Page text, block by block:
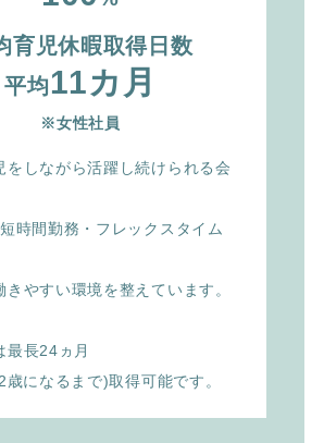
育児休暇取得日数
平均11カ月
※女性社員
をしながら活躍し続けられる会
短時間勤務・フレックスタイム
きやすい環境を整えています。
最長24ヵ月
歳になるまで)取得可能です。